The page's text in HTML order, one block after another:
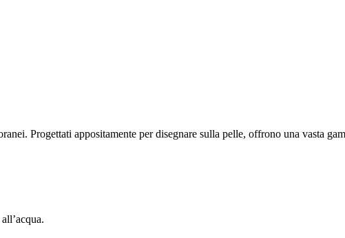
Progettati appositamente per disegnare sulla pelle, offrono una vasta